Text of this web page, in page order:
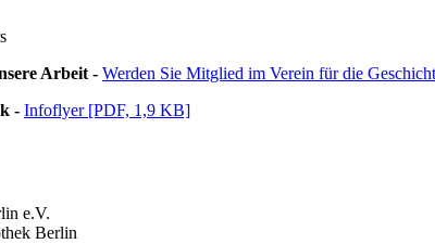
Arbeit - Werden Sie Mitglied im Verein für die
- Infoflyer [PDF, 1,9 KB]
e.V.
Berlin